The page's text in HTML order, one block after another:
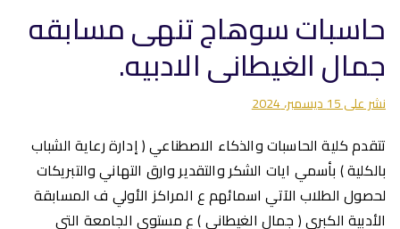
حاسبات سوهاج تنهى مسابقه
جمال الغيطانى الادبيه.
نشر على15 ديسمبر، 2024
تتقدم كلية الحاسبات والذكاء الاصطناعي ( إدارة رعاية الشباب
بالكلية ) بأسمي ايات الشكر والتقدير وارق التهاني والتبريكات
لحصول الطلاب الآتي اسمائهم ع المراكز الأولي ف المسابقة
الأدبية الكبري ( جمال الغيطاني ) ع مستوي الجامعة التي